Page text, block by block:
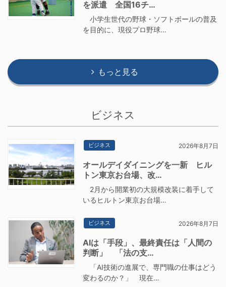
を派遣 全国16チ…
小学生世代の野球・ソフトボールの普及
を目的に、現役プロ野球…
もっと見る
ビジネス
ビジネス 2026年8月7日
オールデイダイニングを一新 ヒル
トン東京お台場、改…
2月から開業初の大規模改装に着手して
いるヒルトン東京お台場…
ビジネス 2026年8月7日
AIは「手段」、最終責任は「人間の
判断」 「法の支…
「AI技術の進展で、専門職の仕事はどう
変わるのか？」 現在…